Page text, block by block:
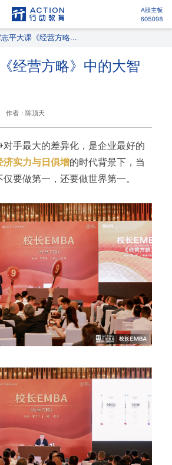
平大课《经营方略...
经营方略》中的大智
作者：陈顶天
手最大的差异化，是企业最好的
济实力与日俱增的时代背景下，当
要做第一，还要做世界第一。